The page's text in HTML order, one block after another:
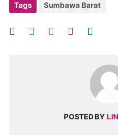
Tags Sumbawa Barat
POSTED BY